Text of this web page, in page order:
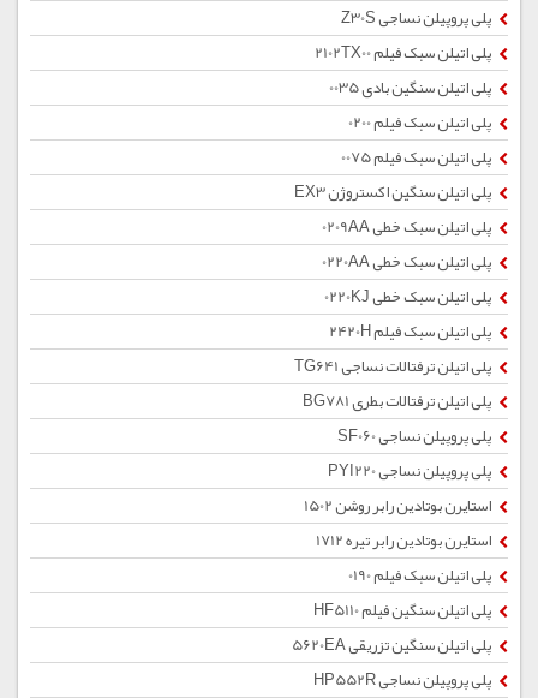
پلی پروپیلن نساجی Z30S
پلی اتیلن سبک فیلم 2102TX00
پلی اتیلن سنگین بادی 0035
پلی اتیلن سبک فیلم 0200
پلی اتیلن سبک فیلم 0075
پلی اتیلن سنگین اکستروژن EX3
پلی اتیلن سبک خطی 0209AA
پلی اتیلن سبک خطی 0220AA
پلی اتیلن سبک خطی 0220KJ
پلی اتیلن سبک فیلم 2420H
پلی اتیلن ترفتالات نساجی TG641
پلی اتیلن ترفتالات بطری BG781
پلی پروپیلن نساجی SF060
پلی پروپیلن نساجی PYI220
استایرن بوتادین رابر روشن 1502
استایرن بوتادین رابر تیره 1712
پلی اتیلن سبک فیلم 0190
پلی اتیلن سنگین فیلم HF5110
پلی اتیلن سنگین تزریقی 5620EA
پلی پروپیلن نساجی HP552R